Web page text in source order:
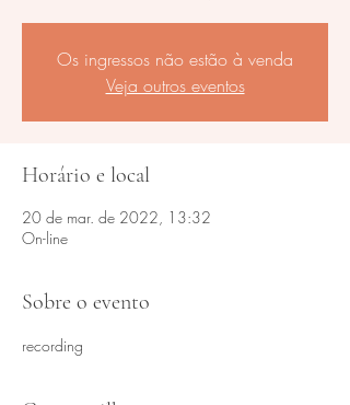
Os ingressos não estão à venda
Veja outros eventos
Horário e local
20 de mar. de 2022, 13:32
On-line
Sobre o evento
recording